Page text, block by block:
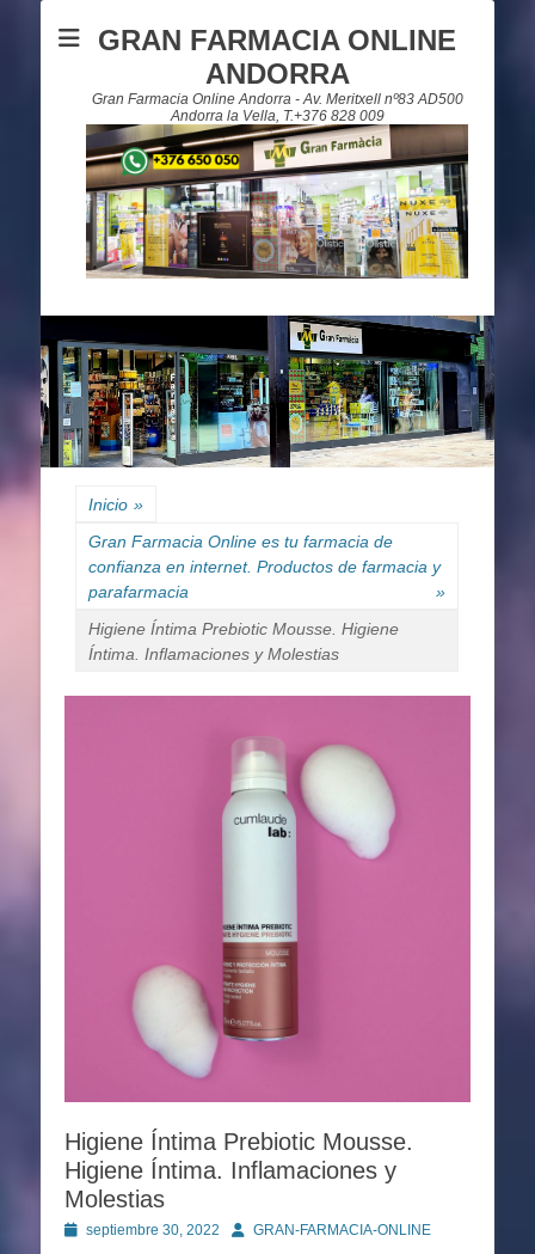
GRAN FARMACIA ONLINE
ANDORRA
Gran Farmacia Online Andorra - Av. Meritxell nº83 AD500
Andorra la Vella, T.+376 828 009
Inicio »
Gran Farmacia Online es tu farmacia de
confianza en internet. Productos de farmacia y
parafarmacia
»
Higiene Íntima Prebiotic Mousse. Higiene
Íntima. Inflamaciones y Molestias
Higiene Íntima Prebiotic Mousse.
Higiene Íntima. Inflamaciones y
Molestias
Publicado
septiembre 30, 2022 AutorGRAN-FARMACIA-ONLINE